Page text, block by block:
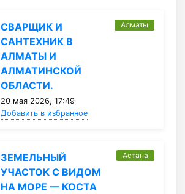
СВАРЩИК И
САНТЕХНИК В
АЛМАТЫ И
АЛМАТИНСКОЙ
ОБЛАСТИ.
20 мая 2026, 17:49
Добавить в избранное
Алматы
ЗЕМЕЛЬНЫЙ
УЧАСТОК С ВИДОМ
НА МОРЕ — КОСТА
Астана